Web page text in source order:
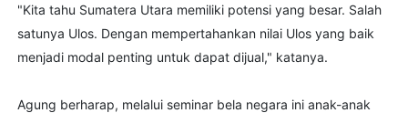
"Kita tahu Sumatera Utara memiliki potensi yang besar. Salah
satunya Ulos. Dengan mempertahankan nilai Ulos yang baik
menjadi modal penting untuk dapat dijual," katanya.
Agung berharap, melalui seminar bela negara ini anak-anak